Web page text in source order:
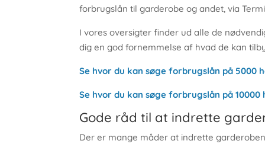
forbrugslån til garderobe og andet, via
I vores oversigter finder ud alle de
dig en god fornemmelse af hvad de kan
Se hvor du kan søge forbrugslån på 5000
Se hvor du kan søge forbrugslån på 10000
Gode råd til at indrette
Der er mange måder at indrette